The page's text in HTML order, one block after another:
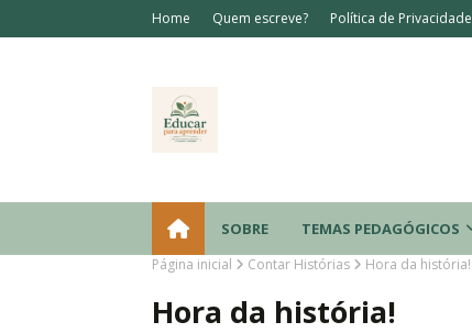
Home Quem escreve? Política de Privacidade
SOBRE TEMAS PEDAGÓGICOS
Página inicial Contar Histórias Hora da história!
Hora da história!